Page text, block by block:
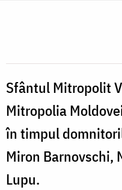
Varlaam
al
Moldovei
Sfântul Mitropolit
Mitropolia
în timpul
Miron Barnovschi,
Lupu.